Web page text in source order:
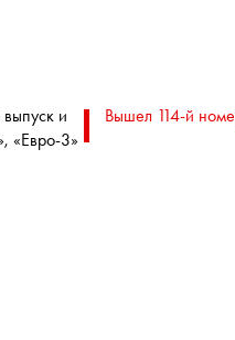
и
«Евро-3»
Вышел 114-й